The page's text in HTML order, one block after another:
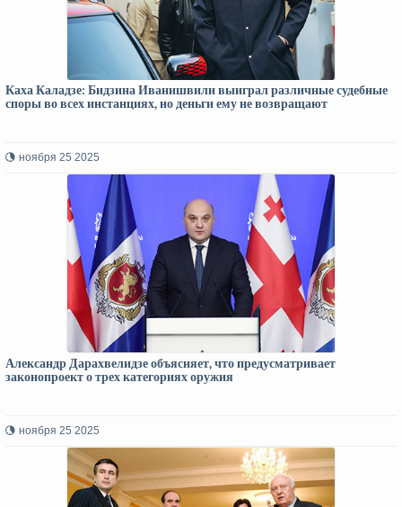
Каха Каладзе: Бидзина Иванишвили выиграл различные судебные
споры во всех инстанциях, но деньги ему не возвращают
ноября 25 2025
Александр Дарахвелидзе объясняет, что предусматривает
законопроект о трех категориях оружия
ноября 25 2025